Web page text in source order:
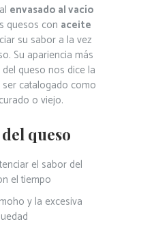
envasado al vacío
quesos con aceite
su sabor a la vez
Su apariencia más
queso nos dice la
catalogado como
o viejo.
queso
el sabor del
el tiempo
y la excesiva